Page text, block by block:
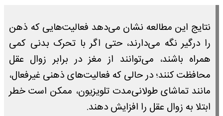
نتایج این مطالعه نشان می‌دهد فعالیت‌هایی که ذهن
را درگیر نگه می‌دارند، حتی اگر با تحرک بدنی کمی
همراه باشند، می‌توانند از مغز در برابر زوال عقل
محافظت کنند؛ در حالی که فعالیت‌های ذهنی غیرفعال،
مانند تماشای طولانی‌مدت تلویزیون، ممکن است خطر
ابتلا به زوال عقل را افزایش دهند.